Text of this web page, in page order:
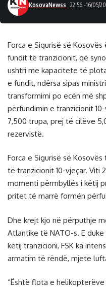
KosovaNewss 22:56 -16/05/
Forca e Sigurisë së
fundit të tranzicionit, që
ushtri me kapacitete të
e fundit, ndërsa sipas
transformimi po ecën më
përfundimin e tranzicionit
7,500 trupa, prej të cilëve
rezervistë.
Forca e Sigurisë së
të tranzicionit 10-vjeçar. Viti
momenti përmbyllës i këtij
pritet të marrë formën
Dhe krejt kjo në përputhje
Atlantike të NATO-s. E
këtij tranzicioni, FSK ka
armatim të rëndë, mjete
“Është flota e